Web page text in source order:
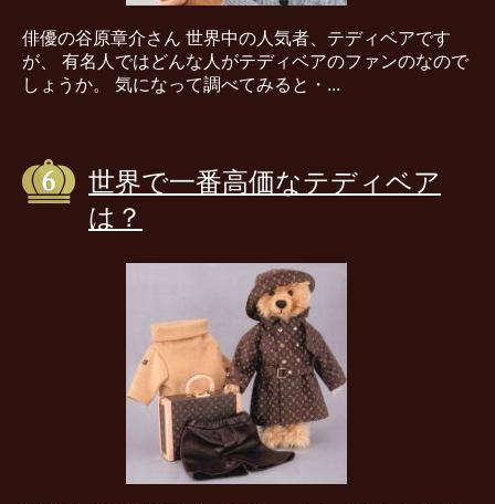
俳優の谷原章介さん 世界中の人気者、テディベアです
が、 有名人ではどんな人がテディベアのファンのなので
しょうか。 気になって調べてみると・...
世界で一番高価なテディベア
は？